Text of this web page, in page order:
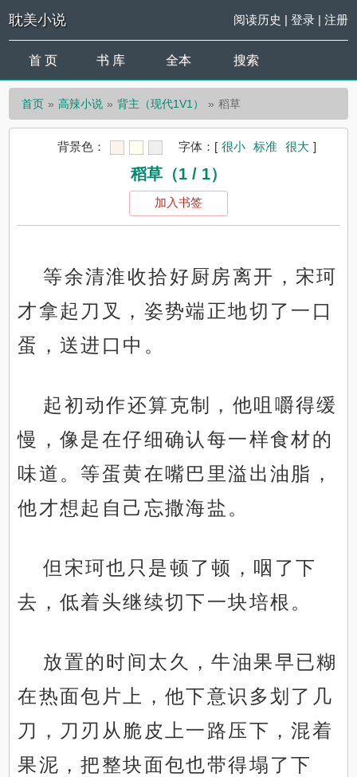
耽美小说 阅读历史 | 登录| 注册
首 页 书 库 全本 搜索
首页 高辣小说 背主（现代1V1） 稻草
背景色： 字体： [ 很小 标准 很大 ]
稻草（1 / 1）
加入书签
等余清淮收拾好厨房离开，宋珂
才拿起刀叉，姿势端正地切了一口
蛋，送进口中。
起初动作还算克制，他咀嚼得缓
慢，像是在仔细确认每一样食材的
味道。等蛋黄在嘴巴里溢出油脂，
他才想起自己忘撒海盐。
但宋珂也只是顿了顿，咽了下
去，低着头继续切下一块培根。
放置的时间太久，牛油果早已糊
在热面包片上，他下意识多划了几
刀，刀刃从脆皮上一路压下，混着
果泥，把整块面包也带得塌了下